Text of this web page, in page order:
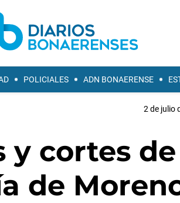
POLICIALES ADN BONAERENSE
2 de julio
y cortes de
de